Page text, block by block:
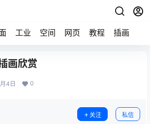
工业 空间 网页 教程 插画
画欣赏
4日 0
关注 私信